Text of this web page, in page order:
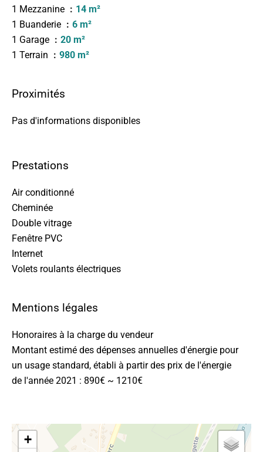
1 Mezzanine
14 m²
1 Buanderie
6 m²
1 Garage
20 m²
1 Terrain
980 m²
Proximités
Pas d'informations disponibles
Prestations
Air conditionné
Cheminée
Double vitrage
Fenêtre PVC
Internet
Volets roulants électriques
Mentions légales
Honoraires à la charge du vendeur
Montant estimé des dépenses annuelles d'énergie pour
un usage standard, établi à partir des prix de l'énergie
de l'année 2021 : 890€ ~ 1210€
+